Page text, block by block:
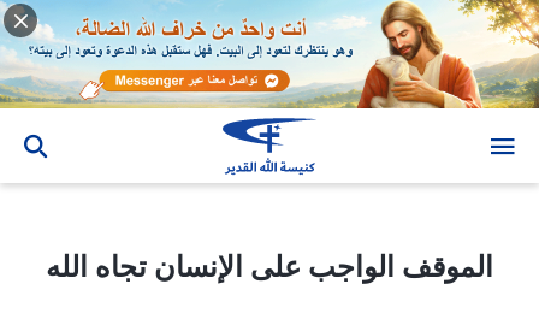
الموقف الواجب على الإنسان تجاه الله
الموقف الواجب على الإنسان تجاه الله